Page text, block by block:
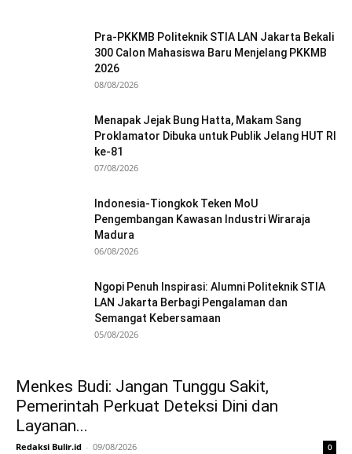
Pra-PKKMB Politeknik STIA LAN Jakarta Bekali
300 Calon Mahasiswa Baru Menjelang PKKMB
2026
08/08/2026
Menapak Jejak Bung Hatta, Makam Sang
Proklamator Dibuka untuk Publik Jelang HUT RI
ke-81
07/08/2026
Indonesia-Tiongkok Teken MoU
Pengembangan Kawasan Industri Wiraraja
Madura
06/08/2026
Ngopi Penuh Inspirasi: Alumni Politeknik STIA
LAN Jakarta Berbagi Pengalaman dan
Semangat Kebersamaan
05/08/2026
Menkes Budi: Jangan Tunggu Sakit,
Pemerintah Perkuat Deteksi Dini dan
Layanan...
Redaksi Bulir.id - 09/08/2026 0